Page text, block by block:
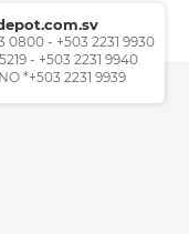
0800 - +503 2231 9930
- +503 2231 9940
*+503 2231 9939